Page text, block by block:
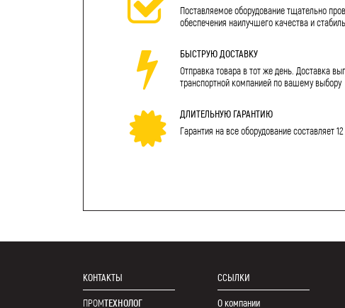
Поставляемое оборудование тщательно
обеспечения наилучшего качества и
БЫСТРУЮ ДОСТАВКУ
Отправка товара в тот же день. Доставка
транспортной компанией по вашему выбору
ДЛИТЕЛЬНУЮ ГАРАНТИЮ
Гарантия на все оборудование составляет
КОНТАКТЫ
ПРОМТЕХНОЛОГ
ССЫЛКИ
О компании